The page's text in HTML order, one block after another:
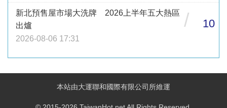
新北預售屋市場大洗牌 2026上半年五大熱區
出爐
2026-08-06 17:31
/ 10
本站由大運聯和國際有限公司所維運